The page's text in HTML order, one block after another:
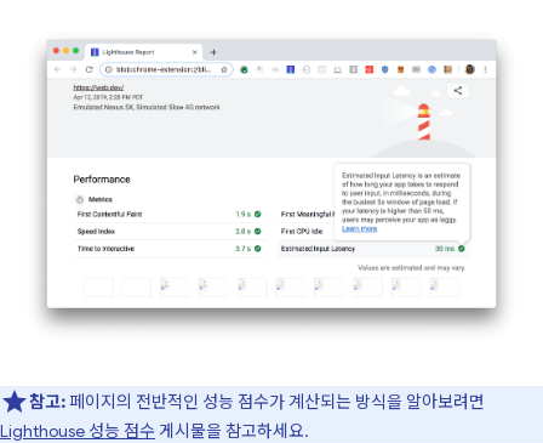
참고:페이지의 전반적인 성능 점수가 계산되는 방식을 알아보려면
Lighthouse 성능 점수 게시물을 참고하세요.